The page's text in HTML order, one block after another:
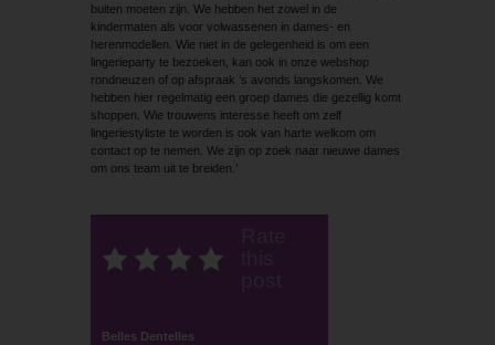
buiten moeten zijn. We hebben het zowel in de
kindermaten als voor volwassenen in dames- en
herenmodellen. Wie niet in de gelegenheid is om een
lingerieparty te bezoeken, kan ook in onze webshop
rondneuzen of op afspraak ’s avonds langskomen. We
hebben hier regelmatig een groep dames die gezellig komt
shoppen. Wie trouwens interesse heeft om zelf
lingeriestyliste te worden is ook van harte welkom om
contact op te nemen. We zijn op zoek naar nieuwe dames
om ons team uit te breiden.’
Belles Dentelles